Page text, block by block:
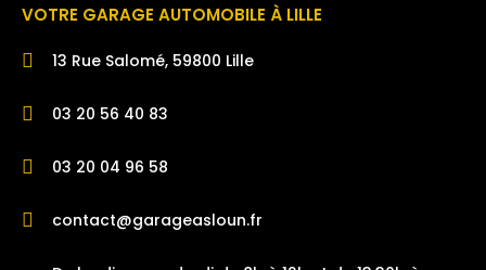
VOTRE GARAGE AUTOMOBILE À LILLE
13 Rue Salomé, 59800 Lille
03 20 56 40 83
03 20 04 96 58
contact@garageasloun.fr